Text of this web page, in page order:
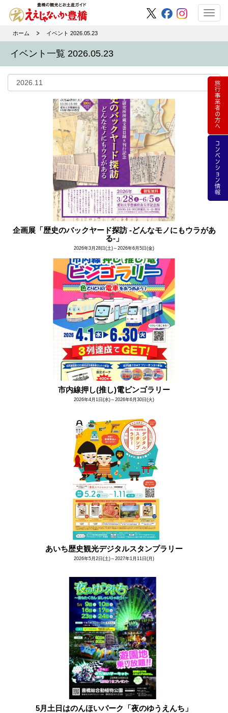
ホーム イベント 2026.05.23
イベント一覧 2026.05.23
企画展「歴史のバックヤード探訪 -どんなモノにもウラがあ
る-」
2026年3月28日(土)～2026年6月5日(金)
市内線押し(推し)電ビンゴラリー
2026年4月1日(水)～2026年6月30日(火)
あいち歴史観光デジタルスタンプラリー
2026年5月2日(土)～2027年1月11日(月)
5月土日はのんほいパーク「夜のゆうえんち」